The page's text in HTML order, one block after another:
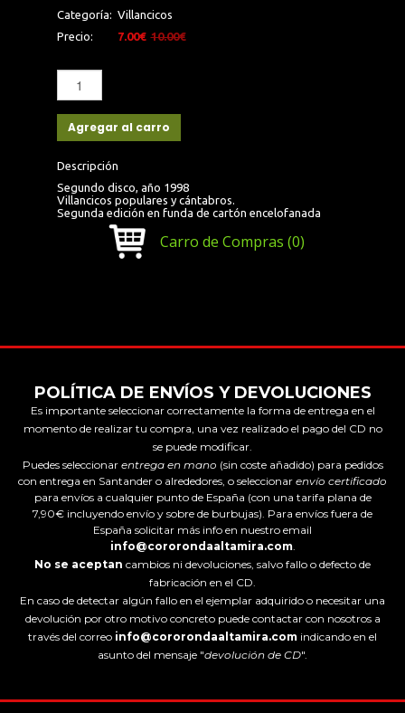
Categoría: Villancicos
Precio:
7.00€ 10.00€
Agregar al carro
Descripción
Segundo disco, año 1998
Villancicos populares y cántabros.
Segunda edición en funda de cartón encelofanada
Carro de Compras (0)
POLÍTICA DE ENVÍOS Y DEVOLUCIONES
Es importante seleccionar correctamente la forma de entrega en el
momento de realizar tu compra, una vez realizado el pago del CD no
se puede modificar.
Puedes seleccionar entrega en mano (sin coste añadido) para pedidos
con entrega en Santander o alrededores, o seleccionar envío certificado
para envíos a cualquier punto de España (con una tarifa plana de
7,90€ incluyendo envío y sobre de burbujas). Para envíos fuera de
España solicitar más info en nuestro email
info@cororondaaltamira.com.
No se aceptan cambios ni devoluciones, salvo fallo o defecto de
fabricación en el CD.
En caso de detectar algún fallo en el ejemplar adquirido o necesitar una
devolución por otro motivo concreto puede contactar con nosotros a
través del correo info@cororondaaltamira.com indicando en el
asunto del mensaje "devolución de CD".